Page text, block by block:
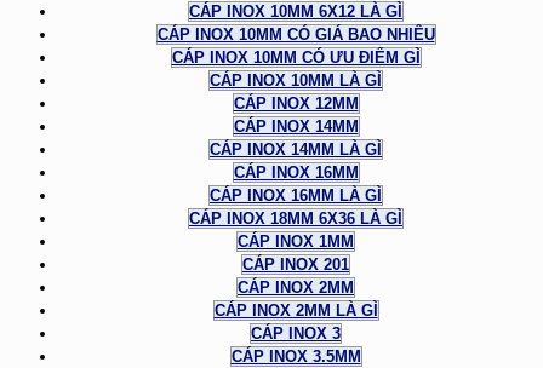
CÁP INOX 10MM 6X12 LÀ GÌ
CÁP INOX 10MM CÓ GIÁ BAO NHIÊU
CÁP INOX 10MM CÓ ƯU ĐIỂM GÌ
CÁP INOX 10MM LÀ GÌ
CÁP INOX 12MM
CÁP INOX 14MM
CÁP INOX 14MM LÀ GÌ
CÁP INOX 16MM
CÁP INOX 16MM LÀ GÌ
CÁP INOX 18MM 6X36 LÀ GÌ
CÁP INOX 1MM
CÁP INOX 201
CÁP INOX 2MM
CÁP INOX 2MM LÀ GÌ
CÁP INOX 3
CÁP INOX 3.5MM